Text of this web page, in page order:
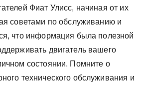
Фиат Улисс, начиная от их
советами по обслуживанию и
что информация была полезной
двигатель вашего
состоянии. Помните о
технического обслуживания и